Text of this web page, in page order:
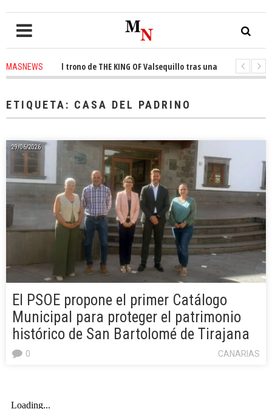
MASNEWSel trono de THE KING OF Valsequillo tras una jornada de
ETIQUETA: CASA DEL PADRINO
29/06/2026
El PSOE propone el primer Catálogo
Municipal para proteger el patrimonio
histórico de San Bartolomé de Tirajana
CANARIAS
0